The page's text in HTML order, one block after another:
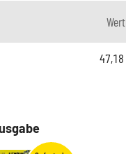
Wert
47,18